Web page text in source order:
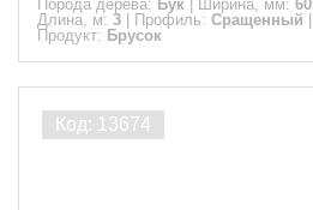
Порода дерева: Бук Ширина, мм: 60
Длина, м: 3 Профиль: Сращенный
Продукт: Брусок